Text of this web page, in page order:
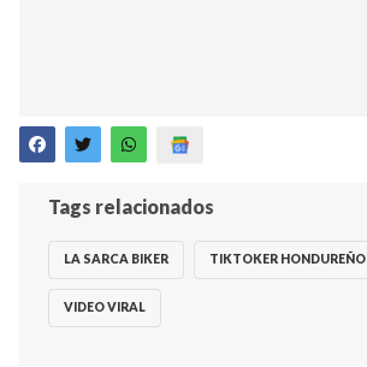
Tags relacionados
LA SARCA BIKER TIKTOKER HONDUREÑO
VIDEO VIRAL